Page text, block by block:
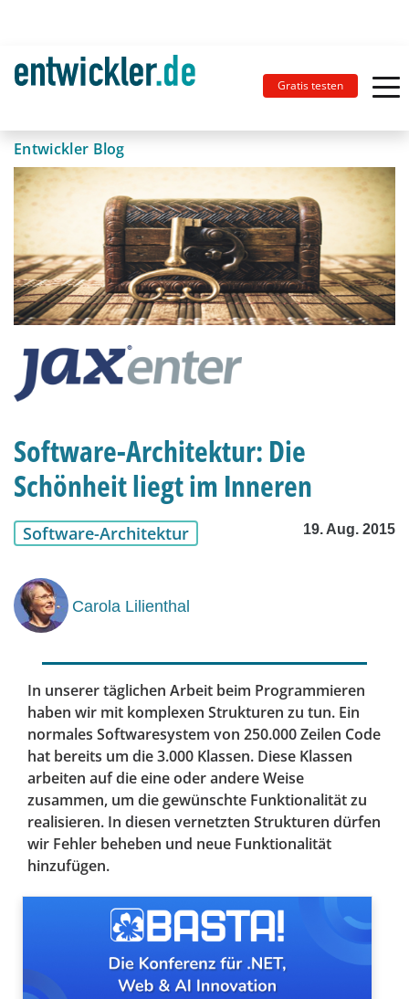
Gratis testen
Entwickler Blog
Software-Architektur: Die
Schönheit liegt im Inneren
Software-Architektur 19. Aug. 2015
Carola Lilienthal
In unserer täglichen Arbeit beim Programmieren
haben wir mit komplexen Strukturen zu tun. Ein
normales Softwaresystem von 250.000 Zeilen Code
hat bereits um die 3.000 Klassen. Diese Klassen
arbeiten auf die eine oder andere Weise
zusammen, um die gewünschte Funktionalität zu
realisieren. In diesen vernetzten Strukturen dürfen
wir Fehler beheben und neue Funktionalität
hinzufügen.